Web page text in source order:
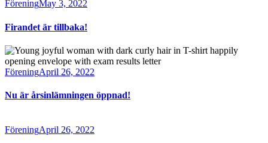
FöreningMay 3, 2022
Firandet är tillbaka!
FöreningApril 26, 2022
Nu är årsinlämningen öppnad!
FöreningApril 26, 2022